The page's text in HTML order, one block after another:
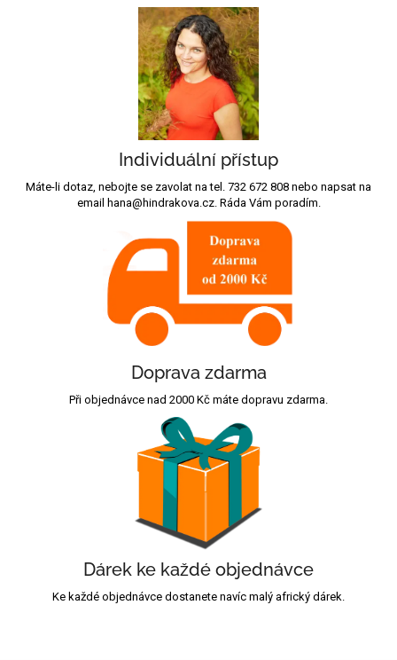
Individuální přístup
Máte-li dotaz, nebojte se zavolat na tel. 732 672 808 nebo napsat na
email hana@hindrakova.cz. Ráda Vám poradím.
Doprava zdarma
Při objednávce nad 2000 Kč máte dopravu zdarma.
Dárek ke každé objednávce
Ke každé objednávce dostanete navíc malý africký dárek.